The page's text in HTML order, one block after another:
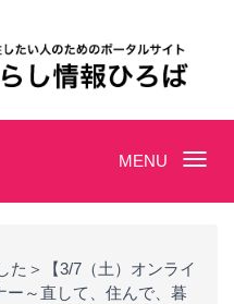
Toggle
MENU
た＞【3/7（土）オンライ
ー～直して、住んで、暮